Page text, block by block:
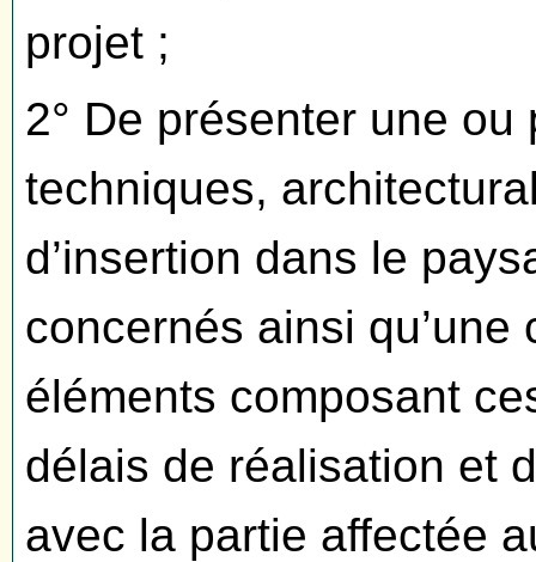
projet ;
2° De présenter une
techniques,
d’insertion dans le
concernés ainsi
éléments composant
délais de réalisation et
avec la partie affectée